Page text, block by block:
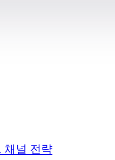
채널 전략